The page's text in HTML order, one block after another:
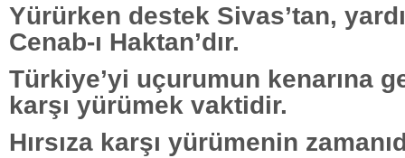
Yürürken destek Sivas’tan,
Cenab-ı Haktan’dır.
Türkiye’yi uçurumun kenarına
karşı yürümek vaktidir.
Hırsıza karşı yürümenin